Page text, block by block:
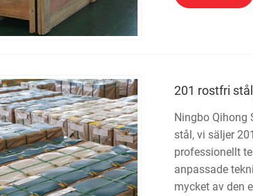
201 rostfri
Ningbo Qihong
stål, vi säljer
professionellt
anpassade
mycket av den